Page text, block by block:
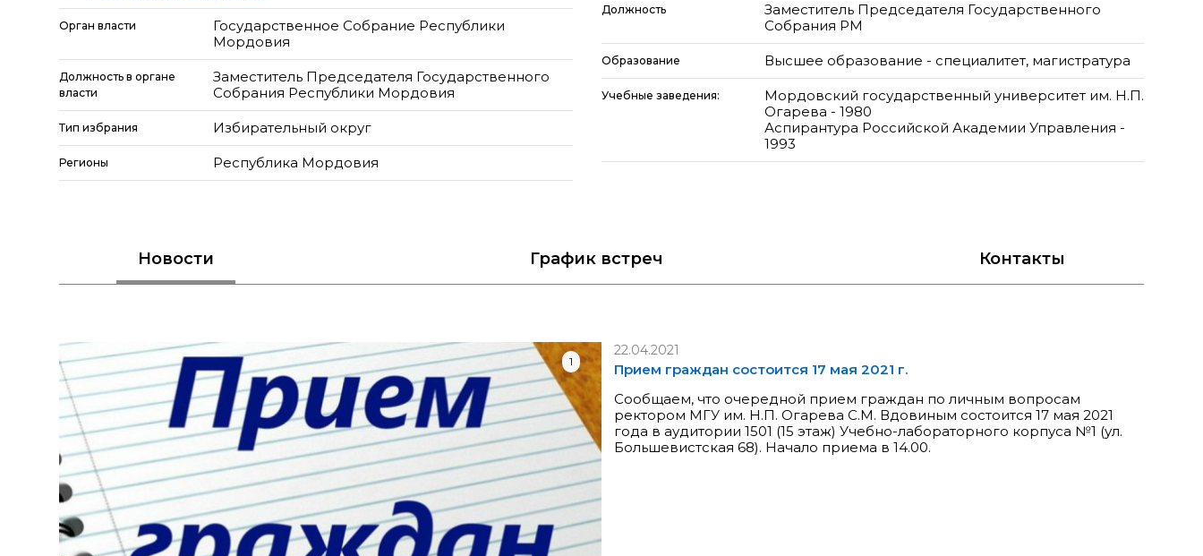
Орган власти
Государственное Собрание Республики
Мордовия
Должность в органе
власти
Заместитель Председателя Государственного
Собрания Республики Мордовия
Тип избрания Избирательный округ
Регионы Республика Мордовия
Должность
Заместитель Председателя Государственного
Собрания РМ
Образование Высшее образование - специалитет, магистратура
Учебные заведения:
Мордовский государственный университет им. Н.П.
Огарева - 1980
Аспирантура Российской Академии Управления -
1993
Новости График встреч Контакты
1
22.04.2021
Прием граждан состоится 17 мая 2021 г.
Сообщаем, что очередной прием граждан по личным вопросам
ректором МГУ им. Н.П. Огарева С.М. Вдовиным состоится 17 мая 2021
года в аудитории 1501 (15 этаж) Учебно-лабораторного корпуса №1 (ул.
Большевистская 68). Начало приема в 14.00.